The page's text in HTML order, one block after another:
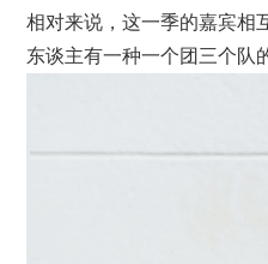
相对来说，这一季的嘉宾相
东谈主有一种一个团三个队